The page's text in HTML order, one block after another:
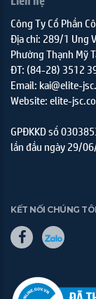
Công Ty Cổ Phần
Địa chỉ: 289/1 Ung
Phường Thạnh Mỹ
ĐT: (84-28) 3512
Email: kai@elite-
Website: elite-
GPĐKKD số
lần đầu ngày 29/
KẾT NỐI CHÚNG TÔI